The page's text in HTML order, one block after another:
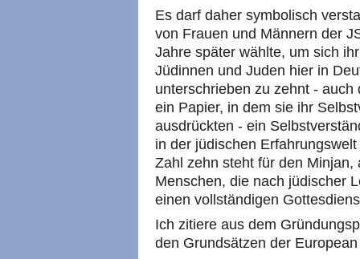
Es darf daher symbolisch
von Frauen und Männern der
Jahre später wählte, um sich
Jüdinnen und Juden hier in
unterschrieben zu zehnt -
ein Papier, in dem sie ihr
ausdrückten - ein
in der jüdischen
Zahl zehn steht für den
Menschen, die nach jüdischer
einen vollständigen
Ich zitiere aus dem
den Grundsätzen der